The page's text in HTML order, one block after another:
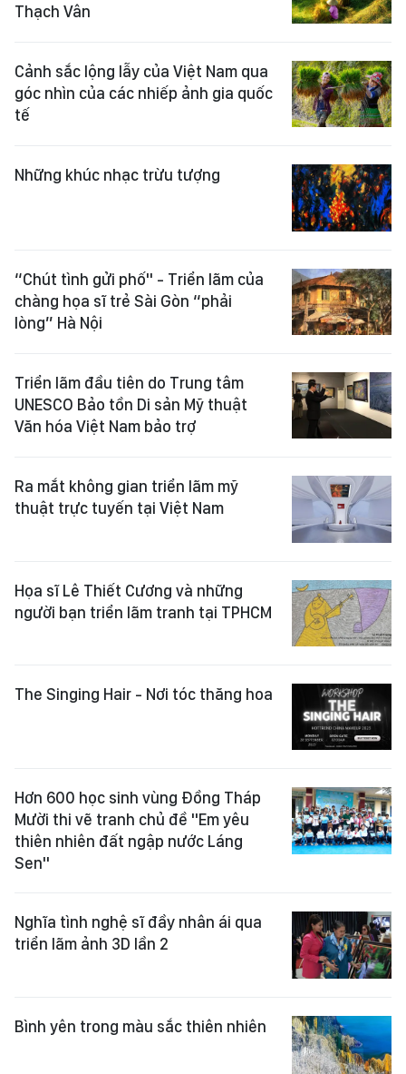
Thạch Vân
Cảnh sắc lộng lẫy của Việt Nam qua
góc nhìn của các nhiếp ảnh gia quốc
tế
Những khúc nhạc trừu tượng
“Chút tình gửi phố" - Triển lãm của
chàng họa sĩ trẻ Sài Gòn “phải
lòng” Hà Nội
Triển lãm đầu tiên do Trung tâm
UNESCO Bảo tồn Di sản Mỹ thuật
Văn hóa Việt Nam bảo trợ
Ra mắt không gian triển lãm mỹ
thuật trực tuyến tại Việt Nam
Họa sĩ Lê Thiết Cương và những
người bạn triển lãm tranh tại TPHCM
The Singing Hair - Nơi tóc thăng hoa
Hơn 600 học sinh vùng Đồng Tháp
Mười thi vẽ tranh chủ đề "Em yêu
thiên nhiên đất ngập nước Láng
Sen"
Nghĩa tình nghệ sĩ đầy nhân ái qua
triển lãm ảnh 3D lần 2
Bình yên trong màu sắc thiên nhiên